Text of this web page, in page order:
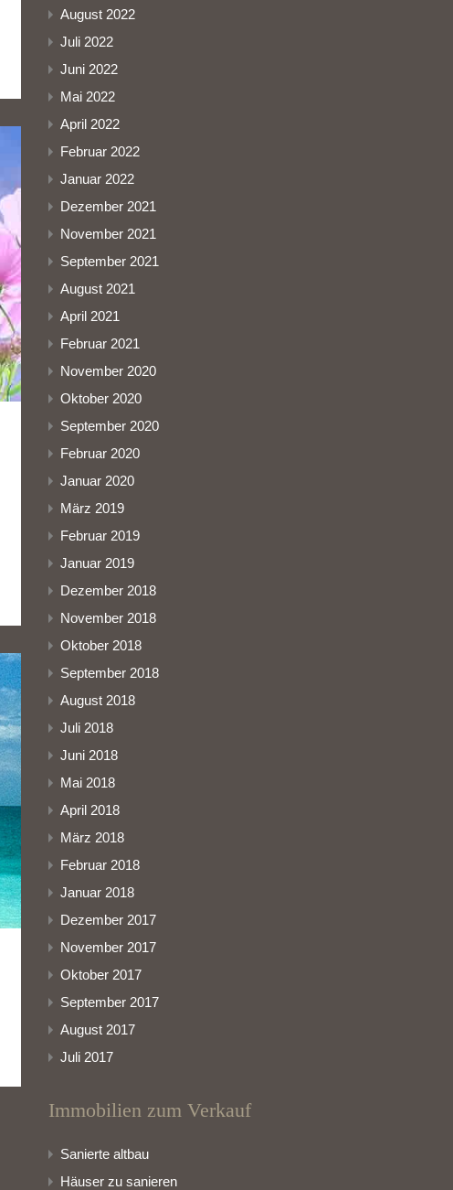
August 2022
Juli 2022
Juni 2022
Mai 2022
April 2022
Februar 2022
Januar 2022
Dezember 2021
November 2021
September 2021
August 2021
April 2021
Februar 2021
November 2020
Oktober 2020
September 2020
Februar 2020
Januar 2020
März 2019
Februar 2019
Januar 2019
Dezember 2018
November 2018
Oktober 2018
September 2018
August 2018
Juli 2018
Juni 2018
Mai 2018
April 2018
März 2018
Februar 2018
Januar 2018
Dezember 2017
November 2017
Oktober 2017
September 2017
August 2017
Juli 2017
Immobilien zum Verkauf
Sanierte altbau
Häuser zu sanieren